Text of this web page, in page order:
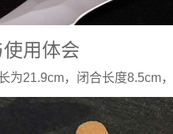
用体会
为21.9cm，闭合长度8.5cm